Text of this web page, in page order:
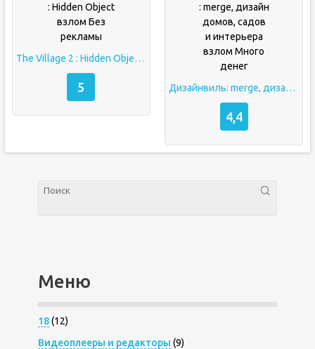
The Village 2 : Hidden Object взлом Без рекламы
5 Дизайнвиль: merge, дизайн домов, садов и интерьера взлом Много денег
4,4
Меню
18(12)
Видеоплееры и редакторы (9)